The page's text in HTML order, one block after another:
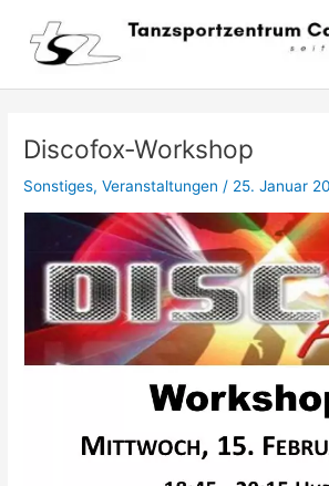
Inhalt
springen
Discofox-Workshop
Sonstiges,Veranstaltungen / 25. Januar